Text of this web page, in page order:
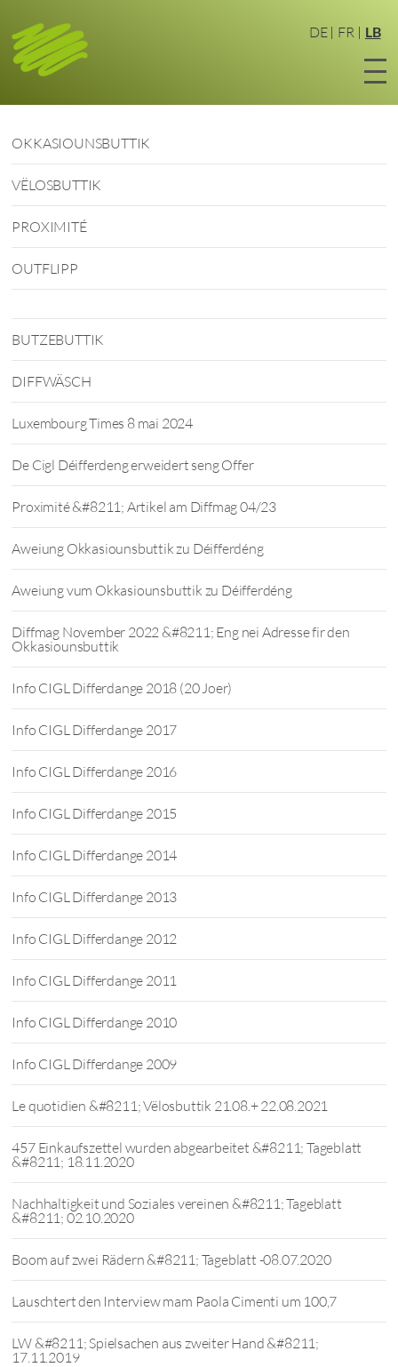
DE FR LB
OKKASIOUNSBUTTIK
VËLOSBUTTIK
PROXIMITÉ
OUTFLIPP
BUTZEBUTTIK
DIFFWÄSCH
Luxembourg Times 8 mai 2024
De Cigl Déifferdeng erweidert seng Offer
Proximité &#8211; Artikel am Diffmag 04/23
Aweiung Okkasiounsbuttik zu Déifferdéng
Aweiung vum Okkasiounsbuttik zu Déifferdéng
Diffmag November 2022 &#8211; Eng nei Adresse fir den
Okkasiounsbuttik
Info CIGL Differdange 2018 (20 Joer)
Info CIGL Differdange 2017
Info CIGL Differdange 2016
Info CIGL Differdange 2015
Info CIGL Differdange 2014
Info CIGL Differdange 2013
Info CIGL Differdange 2012
Info CIGL Differdange 2011
Info CIGL Differdange 2010
Info CIGL Differdange 2009
Le quotidien &#8211; Vëlosbuttik 21.08.+ 22.08.2021
457 Einkaufszettel wurden abgearbeitet &#8211; Tageblatt
&#8211; 18.11.2020
Nachhaltigkeit und Soziales vereinen &#8211; Tageblatt
&#8211; 02.10.2020
Boom auf zwei Rädern &#8211; Tageblatt -08.07.2020
Lauschtert den Interview mam Paola Cimenti um 100,7
LW &#8211; Spielsachen aus zweiter Hand &#8211;
17.11.2019